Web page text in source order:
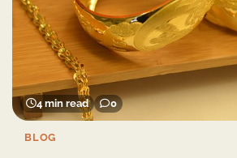
4 min read 0
BLOG